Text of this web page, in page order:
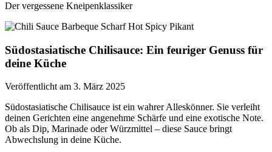
Der vergessene Kneipenklassiker
Südostasiatische Chilisauce: Ein feuriger Genuss für
deine Küche
Veröffentlicht am 3. März 2025
Südostasiatische Chilisauce ist ein wahrer Alleskönner. Sie verleiht
deinen Gerichten eine angenehme Schärfe und eine exotische Note.
Ob als Dip, Marinade oder Würzmittel – diese Sauce bringt
Abwechslung in deine Küche.